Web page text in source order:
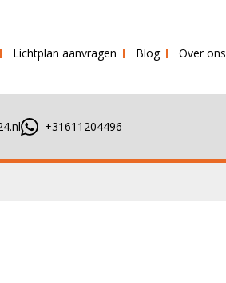
Lichtplan aanvragen Blog Over ons
+31611204496